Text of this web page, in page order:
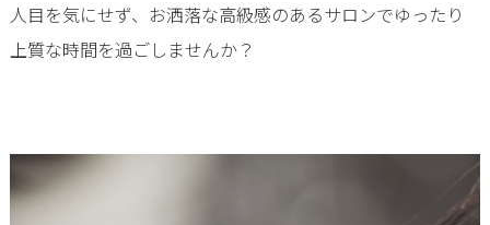
人目を気にせず、お洒落な高級感のあるサロンでゆったり
上質な時間を過ごしませんか？